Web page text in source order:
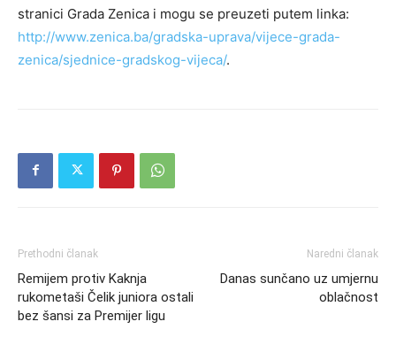
stranici Grada Zenica i mogu se preuzeti putem linka:
http://www.zenica.ba/gradska-uprava/vijece-grada-
zenica/sjednice-gradskog-vijeca/.
Prethodni članak
Remijem protiv Kaknja
rukometaši Čelik juniora ostali
bez šansi za Premijer ligu
Naredni članak
Danas sunčano uz umjernu
oblačnost